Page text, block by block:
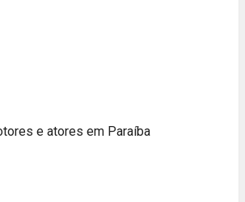
e atores em Paraíba